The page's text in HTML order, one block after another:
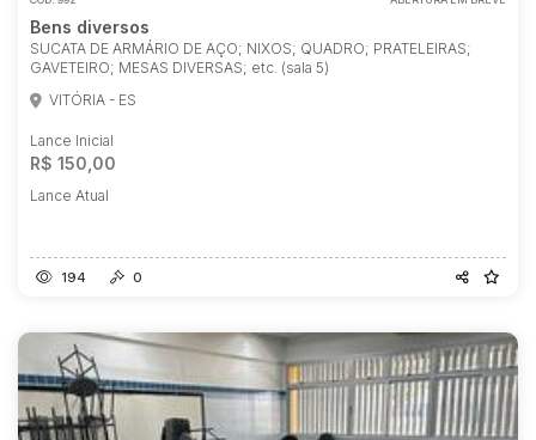
Bens diversos
SUCATA DE ARMÁRIO DE AÇO; NIXOS; QUADRO; PRATELEIRAS;
GAVETEIRO; MESAS DIVERSAS; etc. (sala 5)
VITÓRIA - ES
Lance Inicial
R$ 150,00
Lance Atual
194 0